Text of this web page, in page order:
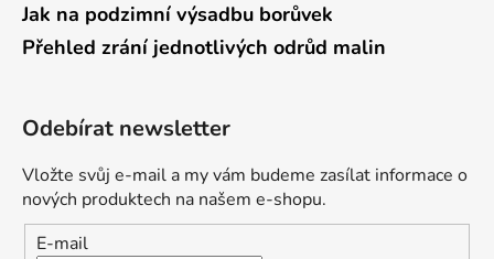
Jak na podzimní výsadbu borůvek
Přehled zrání jednotlivých odrůd malin
Odebírat newsletter
Vložte svůj e-mail a my vám budeme zasílat informace o
nových produktech na našem e-shopu.
E-mail